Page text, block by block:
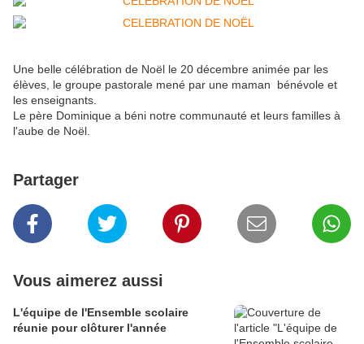
Une belle célébration de Noël le 20 décembre animée par les
élèves, le groupe pastorale mené par une maman bénévole et
les enseignants.
Le père Dominique a béni notre communauté et leurs familles à
l'aube de Noël.
Partager
Vous aimerez aussi
L'équipe de l'Ensemble scolaire
réunie pour clôturer l'année